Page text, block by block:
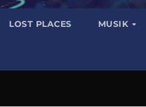
LOST PLACES MUSIK